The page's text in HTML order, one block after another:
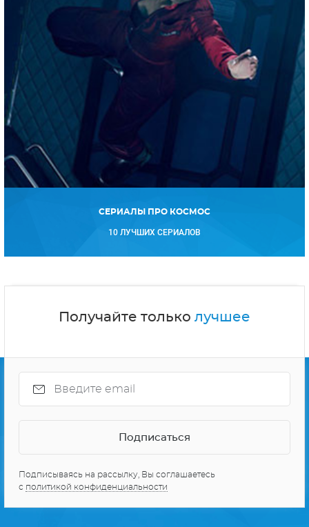
СЕРИАЛЫ ПРО КОСМОС
10 ЛУЧШИХ СЕРИАЛОВ
Получайте только лучшее
Подписываясь на рассылку, Вы соглашаетесь
с политикой конфиденциальности